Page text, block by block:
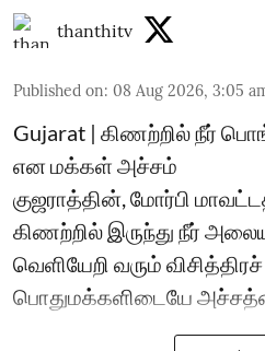
thanthitv
Published on: 08 Aug 2026, 3:05
Gujarat | கிணற்றில் நீர்
என மக்கள் அச்சம்
குஜராத்தின், மோர்பி
கிணற்றில் இருந்து நீர்
வெளியேறி வரும்
பொதுமக்களிடையே